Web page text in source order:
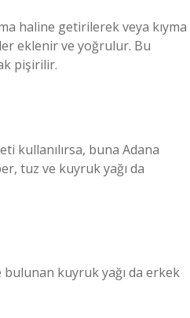
haline getirilerek veya kıyma
eklenir ve yoğrulur. Bu
pişirilir.
kullanılırsa, buna Adana
tuz ve kuyruk yağı da
kuyruk yağı da erkek